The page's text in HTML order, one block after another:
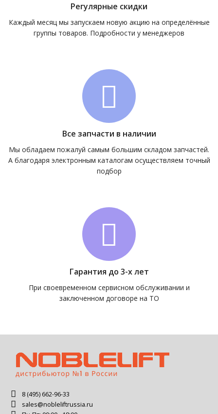
Регулярные скидки
Каждый месяц мы запускаем новую акцию на определённые
группы товаров. Подробности у менеджеров
Все запчасти в наличии
Мы обладаем пожалуй самым большим складом запчастей.
А благодаря электронным каталогам осуществляем точный
подбор
Гарантия до 3-х лет
При своевременном сервисном обслуживании и
заключенном договоре на ТО
8 (495) 662-96-33
sales@nobleliftrussia.ru